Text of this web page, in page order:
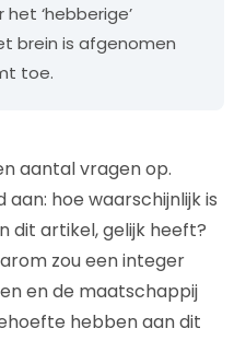
‘hebberige’
brein is afgenomen
toe.
aantal vragen op.
hoe waarschijnlijk is
dit artikel, gelijk heeft?
zou een integer
en de maatschappij
hebben aan dit